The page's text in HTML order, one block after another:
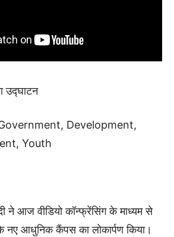
उद्घाटन
Development,
Youth
ने आज वीडियो कॉन्फ्रेंसिंग के माध्यम से
नए आधुनिक कैंपस का लोकार्पण किया।